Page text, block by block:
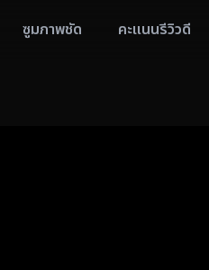
ซูมภาพชัด คะแนนรีวิวดี